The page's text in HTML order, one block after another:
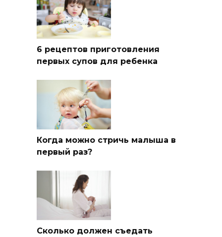
6 рецептов приготовления
первых супов для ребенка
Когда можно стричь малыша в
первый раз?
Сколько должен съедать